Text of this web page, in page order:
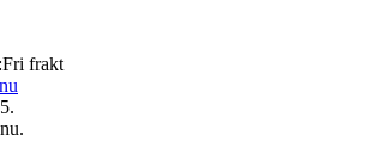
Fri frakt
.
.